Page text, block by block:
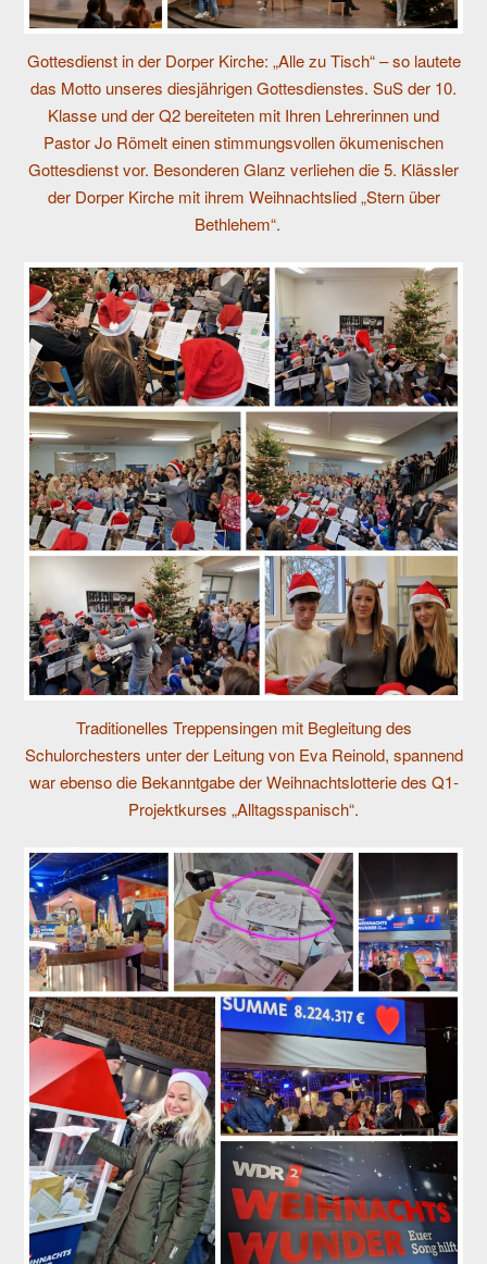
Gottesdienst in der Dorper Kirche: „Alle zu Tisch“ – so lautete
das Motto unseres diesjährigen Gottesdienstes. SuS der 10.
Klasse und der Q2 bereiteten mit Ihren Lehrerinnen und
Pastor Jo Römelt einen stimmungsvollen ökumenischen
Gottesdienst vor. Besonderen Glanz verliehen die 5. Klässler
der Dorper Kirche mit ihrem Weihnachtslied „Stern über
Bethlehem“.
Traditionelles Treppensingen mit Begleitung des
Schulorchesters unter der Leitung von Eva Reinold, spannend
war ebenso die Bekanntgabe der Weihnachtslotterie des Q1-
Projektkurses „Alltagsspanisch“.